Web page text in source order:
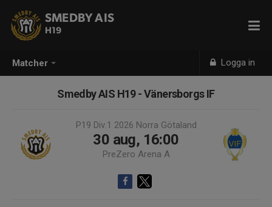
Matcher Logga in
SMEDBY AIS
H19
Smedby AIS H19 - Vänersborgs IF
P19 Div.1 2026 Norra Götaland
30 aug, 16:00
PreZero Arena A